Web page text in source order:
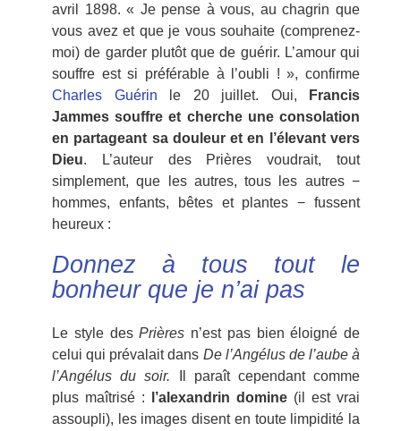
avril 1898. « Je pense à vous, au chagrin que
vous avez et que je vous souhaite (comprenez-
moi) de garder plutôt que de guérir. L’amour qui
souffre est si préférable à l’oubli ! », confirme
Charles Guérin le 20 juillet. Oui,
Francis
Jammes souffre et cherche une consolation
en partageant sa douleur et en l’élevant vers
Dieu. L’auteur des Prières voudrait, tout
simplement, que les autres, tous les autres −
hommes, enfants, bêtes et plantes − fussent
heureux :
Donnez à tous tout le
bonheur que je n’ai pas
Le style desPrières n’est pas bien éloigné de
celui qui prévalait dans De l’Angélus de l’aube à
l’Angélus du soir. Il paraît cependant comme
plus maîtrisé :
l’alexandrin domine (il est vrai
assoupli), les images disent en toute limpidité la